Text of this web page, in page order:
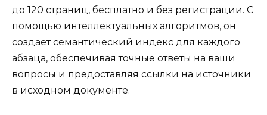
до 120 страниц, бесплатно и без регистрации. С
помощью интеллектуальных алгоритмов, он
создает семантический индекс для каждого
абзаца, обеспечивая точные ответы на ваши
вопросы и предоставляя ссылки на источники
в исходном документе.